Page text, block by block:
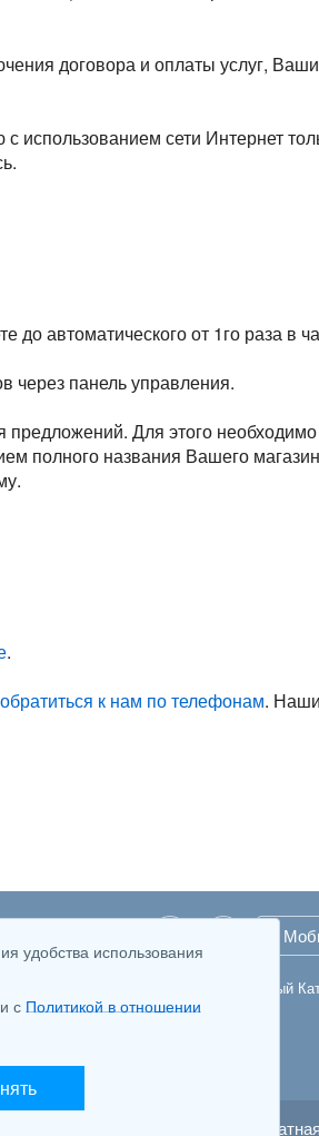
договора и оплаты услуг,
использованием сети Интернет
автоматического от 1го раза в
через панель управления.
Для этого
полного названия Вашего
.
обратиться к нам по телефонам.
удобства использования
с Политикой в отношении
VkontakeTwitter
© 2007-2026 "Первый